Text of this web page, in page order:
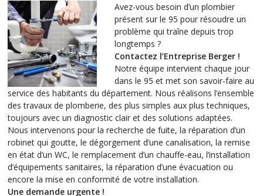
Avez-vous besoin d’un plombier
présent sur le 95 pour résoudre un
problème qui traîne depuis trop
longtemps ?
Contactez l’Entreprise Berger !
Notre équipe intervient chaque jour
dans le 95 et met son savoir-faire au
service des habitants du département. Nous réalisons l’ensemble
des travaux de plomberie, des plus simples aux plus techniques,
toujours avec un diagnostic clair et des solutions adaptées.
Nous intervenons pour la recherche de fuite, la réparation d’un
robinet qui goutte, le dégorgement d’une canalisation, la remise
en état d’un WC, le remplacement d’un chauffe-eau, l’installation
d’équipements sanitaires, la réparation d’une évacuation ou
encore la mise en conformité de votre installation.
Une demande urgente !